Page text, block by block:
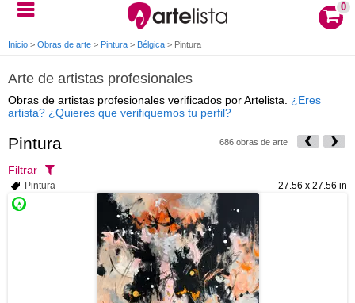
0
Inicio > Obras de arte > Pintura > Bélgica > Pintura
Arte de artistas profesionales
Obras de artistas profesionales verificados por Artelista. ¿Eres
artista? ¿Quieres que verifiquemos tu perfil?
Pintura 686 obras de arte
Filtrar
27.56 x 27.56 in
Pintura